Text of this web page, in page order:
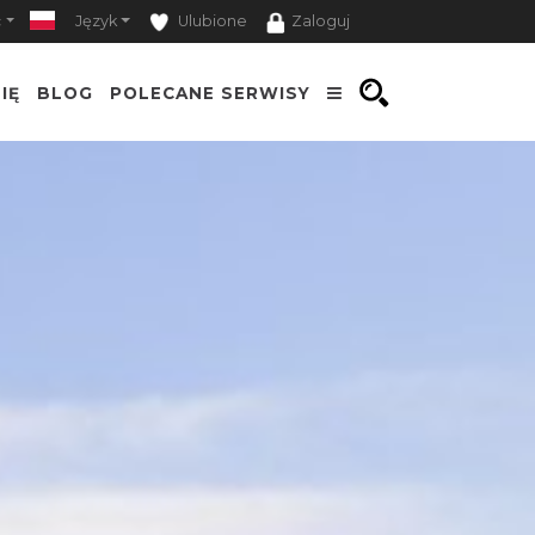
Język Ulubione Zaloguj
BLOG POLECANE SERWISY